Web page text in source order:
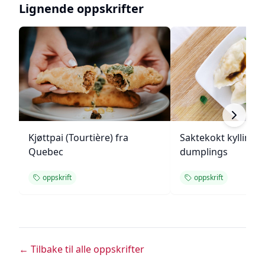
Lignende oppskrifter
Kjøttpai (Tourtière) fra
Quebec
oppskrift
Saktekokt kylling
dumplings
oppskrift
← Tilbake til alle oppskrifter